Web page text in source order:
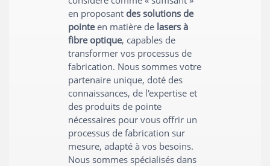
en proposant des solutions de
pointeen matière de lasers à
fibre optique, capables de
transformer vos processus de
fabrication. Nous sommes votre
partenaire unique, doté des
connaissances, de l'expertise et
des produits de pointe
nécessaires pour vous offrir un
processus de fabrication sur
mesure, adapté à vos besoins.
Nous sommes spécialisés dans